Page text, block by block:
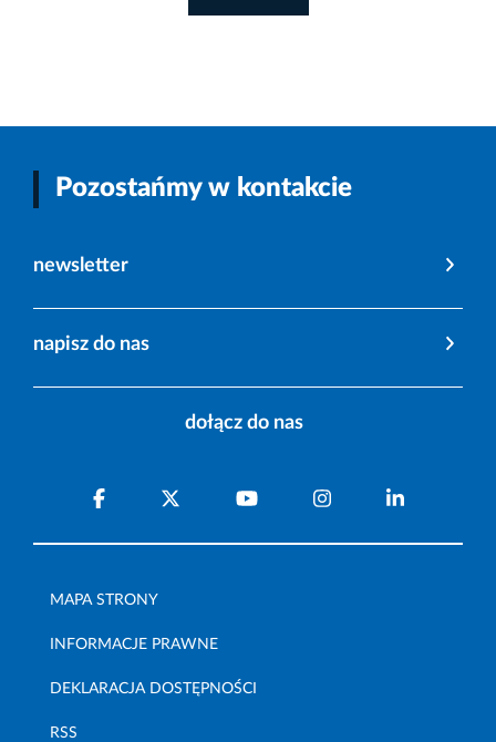
Pozostańmy w kontakcie
newsletter
napisz do nas
dołącz do nas
MAPA STRONY
INFORMACJE PRAWNE
DEKLARACJA DOSTĘPNOŚCI
RSS